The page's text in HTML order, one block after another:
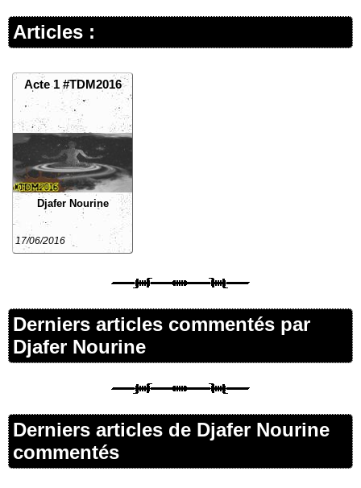
Articles :
Acte 1 #TDM2016
Djafer Nourine
17/06/2016
Derniers articles commentés par
Djafer Nourine
Derniers articles de Djafer Nourine
commentés